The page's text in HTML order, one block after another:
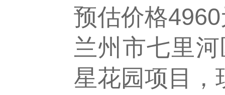
预估价格
兰州市七里
星花园项目，